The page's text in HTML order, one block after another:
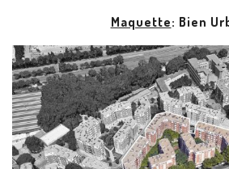
Maquette: Bien